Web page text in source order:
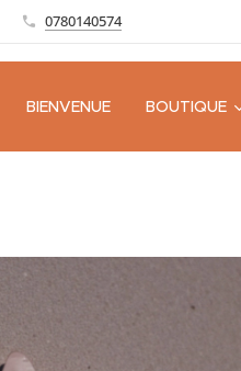
0780140574
BIENVENUE BOUTIQUE